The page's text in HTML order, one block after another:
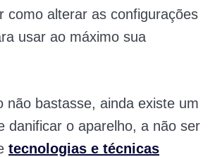
como alterar as configurações
usar ao máximo sua
não bastasse, ainda existe um
danificar o aparelho, a não ser
tecnologias e técnicas